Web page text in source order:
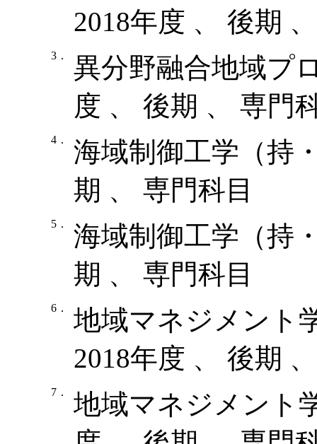
2018年度 、 後期
3．
異分野融合地域プ
度 、 後期 、 専門
4．
海域制御工学（持
期 、 専門科目
5．
海域制御工学（持
期 、 専門科目
6．
地域マネジメント
2018年度 、 後期
7．
地域マネジメント